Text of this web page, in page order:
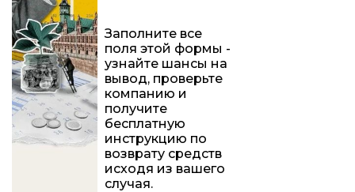
Заполните все
поля этой формы -
узнайте шансы на
вывод, проверьте
компанию и
получите
бесплатную
инструкцию по
возврату средств
исходя из вашего
случая.